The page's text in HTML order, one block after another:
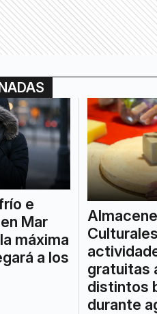
e
Mar
máxima
a los
gratuitas
distintos
durante